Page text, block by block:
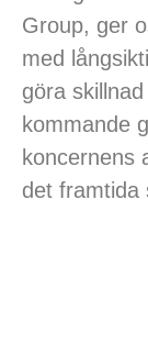
Group, ger
med
göra
kommande
koncernens
det framtida